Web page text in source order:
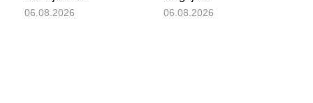
06.08.2026 06.08.2026